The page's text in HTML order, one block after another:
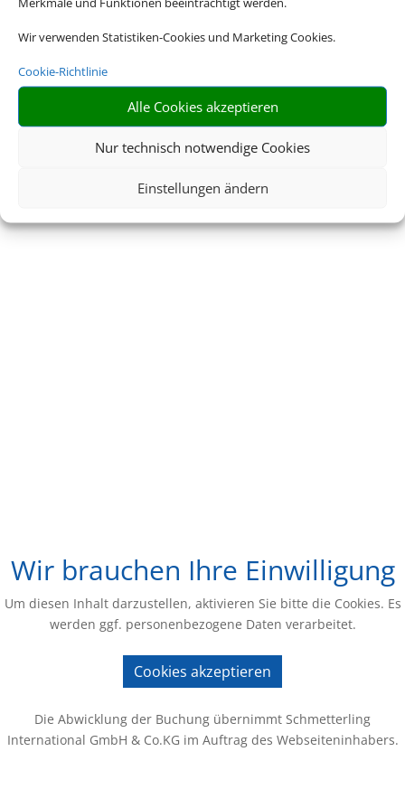
Wir verwenden Statistiken-Cookies und Marketing Cookies.
Cookie-Richtlinie
Alle Cookies akzeptieren
Nur technisch notwendige Cookies
Einstellungen ändern
Wir brauchen Ihre Einwilligung
Um diesen Inhalt darzustellen, aktivieren Sie bitte die Cookies. Es
werden ggf. personenbezogene Daten verarbeitet.
Cookies akzeptieren
Die Abwicklung der Buchung übernimmt Schmetterling
International GmbH & Co.KG im Auftrag des Webseiteninhabers.